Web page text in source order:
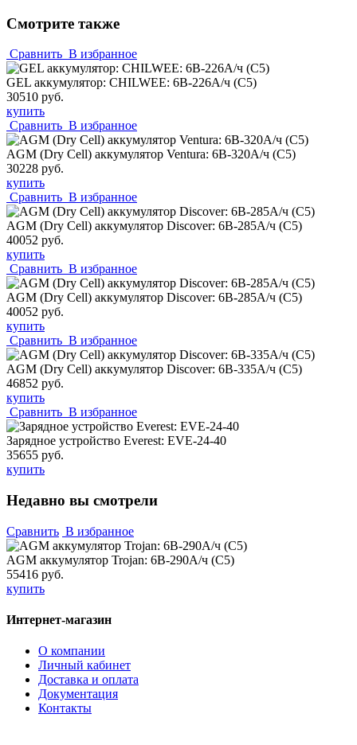
Смотрите также
Сравнить В избранное
GEL аккумулятор: CHILWEE: 6В-226А/ч (С5)
30510 руб.
купить
Сравнить В избранное
AGM (Dry Cell) аккумулятор Ventura: 6В-320А/ч (С5)
30228 руб.
купить
Сравнить В избранное
AGM (Dry Cell) аккумулятор Discover: 6В-285А/ч (С5)
40052 руб.
купить
Сравнить В избранное
AGM (Dry Cell) аккумулятор Discover: 6В-285А/ч (С5)
40052 руб.
купить
Сравнить В избранное
AGM (Dry Cell) аккумулятор Discover: 6В-335А/ч (С5)
46852 руб.
купить
Сравнить В избранное
Зарядное устройство Everest: EVE-24-40
35655 руб.
купить
Недавно вы смотрели
Сравнить В избранное
AGM аккумулятор Trojan: 6В-290А/ч (С5)
55416 руб.
купить
Интернет-магазин
О компании
Личный кабинет
Доставка и оплата
Документация
Контакты